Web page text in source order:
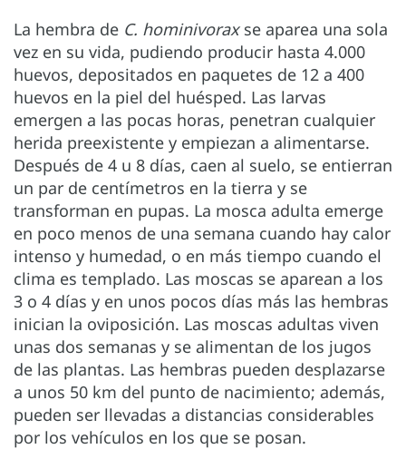
La hembra de C. hominivoraxse aparea una sola
vez en su vida, pudiendo producir hasta 4.000
huevos, depositados en paquetes de 12 a 400
huevos en la piel del huésped. Las larvas
emergen a las pocas horas, penetran cualquier
herida preexistente y empiezan a alimentarse.
Después de 4 u 8 días, caen al suelo, se entierran
un par de centímetros en la tierra y se
transforman en pupas. La mosca adulta emerge
en poco menos de una semana cuando hay calor
intenso y humedad, o en más tiempo cuando el
clima es templado. Las moscas se aparean a los
3 o 4 días y en unos pocos días más las hembras
inician la oviposición. Las moscas adultas viven
unas dos semanas y se alimentan de los jugos
de las plantas. Las hembras pueden desplazarse
a unos 50 km del punto de nacimiento; además,
pueden ser llevadas a distancias considerables
por los vehículos en los que se posan.